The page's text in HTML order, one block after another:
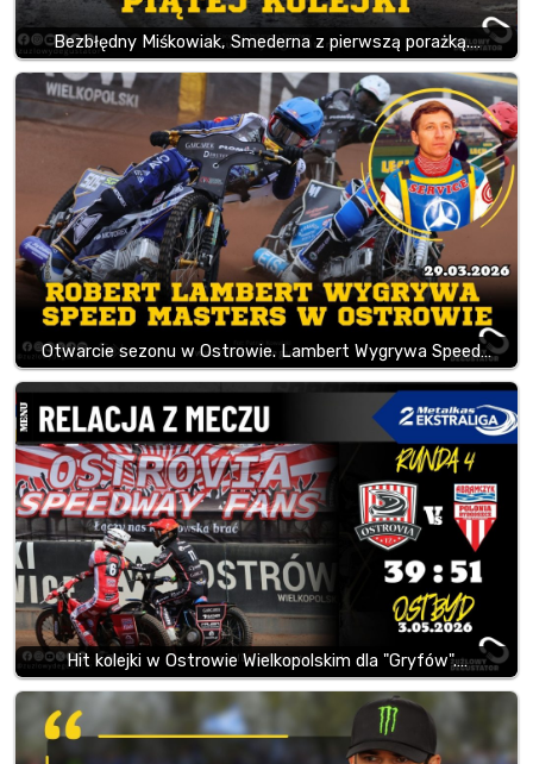
Bezbłędny Miśkowiak, Smederna z pierwszą porażką.…
Otwarcie sezonu w Ostrowie. Lambert Wygrywa Speed…
Hit kolejki w Ostrowie Wielkopolskim dla "Gryfów".…